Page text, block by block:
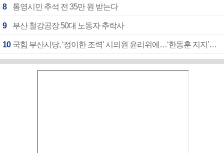
8 통영시민 추석 전 35만 원 받는다
9 부산 철강공장 50대 노동자 추락사
10 국힘 부산시당, ‘정이한 조력’ 시의원 윤리위에…‘한동훈 지지’도 신고접수